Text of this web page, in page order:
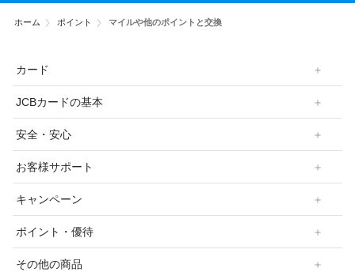
ホーム ポイント マイルや他のポイントと交換
カード
JCBカードの基本
安全・安心
お客様サポート
キャンペーン
ポイント・優待
その他の商品